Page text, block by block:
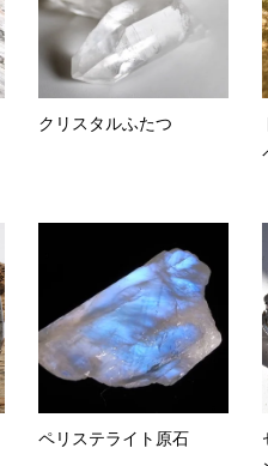
クリスタルふたつ
ペリステライト原石